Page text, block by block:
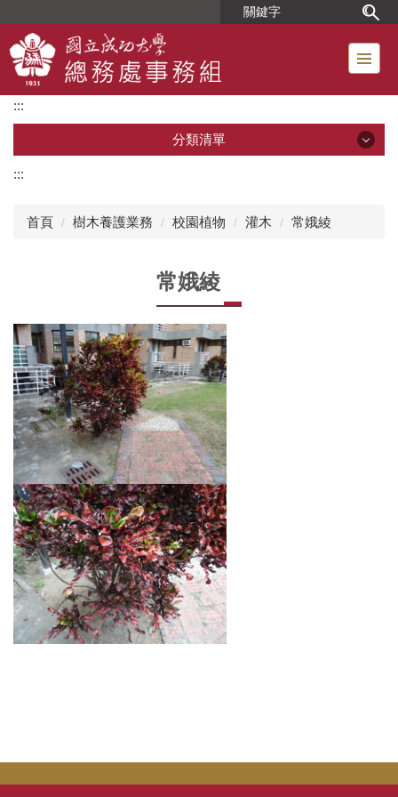
主
要
內
:::
分類清單
組織成員
位置圖
工友人事業務
災害防救業務
交通管理業務
場地管理業務
環境管理業務
樹木養護業務
校園流浪動物
本組業務(Q&A)
:::
首頁 樹木養護業務 校園植物 灌木 常娥綾
常娥綾